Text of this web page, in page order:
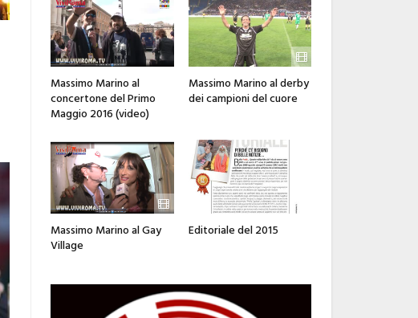
Massimo Marino al
concertone del Primo
Maggio 2016 (video)
Massimo Marino al derby
dei campioni del cuore
Massimo Marino al Gay
Village
Editoriale del 2015